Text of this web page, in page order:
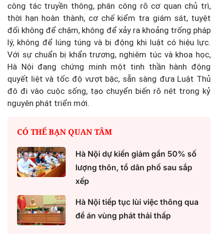
công tác truyền thông, phân công rõ cơ quan chủ trì,
thời hạn hoàn thành, cơ chế kiểm tra giám sát, tuyệt
đối không để chậm, không để xảy ra khoảng trống pháp
lý, không để lúng túng và bị động khi luật có hiệu lực.
Với sự chuẩn bị khẩn trương, nghiêm túc và khoa học,
Hà Nội đang chứng minh một tinh thần hành động
quyết liệt và tốc độ vượt bậc, sẵn sàng đưa Luật Thủ
đô đi vào cuộc sống, tạo chuyển biến rõ nét trong kỷ
nguyên phát triển mới.
CÓ THỂ BẠN QUAN TÂM
Hà Nội dự kiến giảm gần 50% số
lượng thôn, tổ dân phố sau sắp
xếp
Hà Nội tiếp tục lùi việc thông qua
đề án vùng phát thải thấp